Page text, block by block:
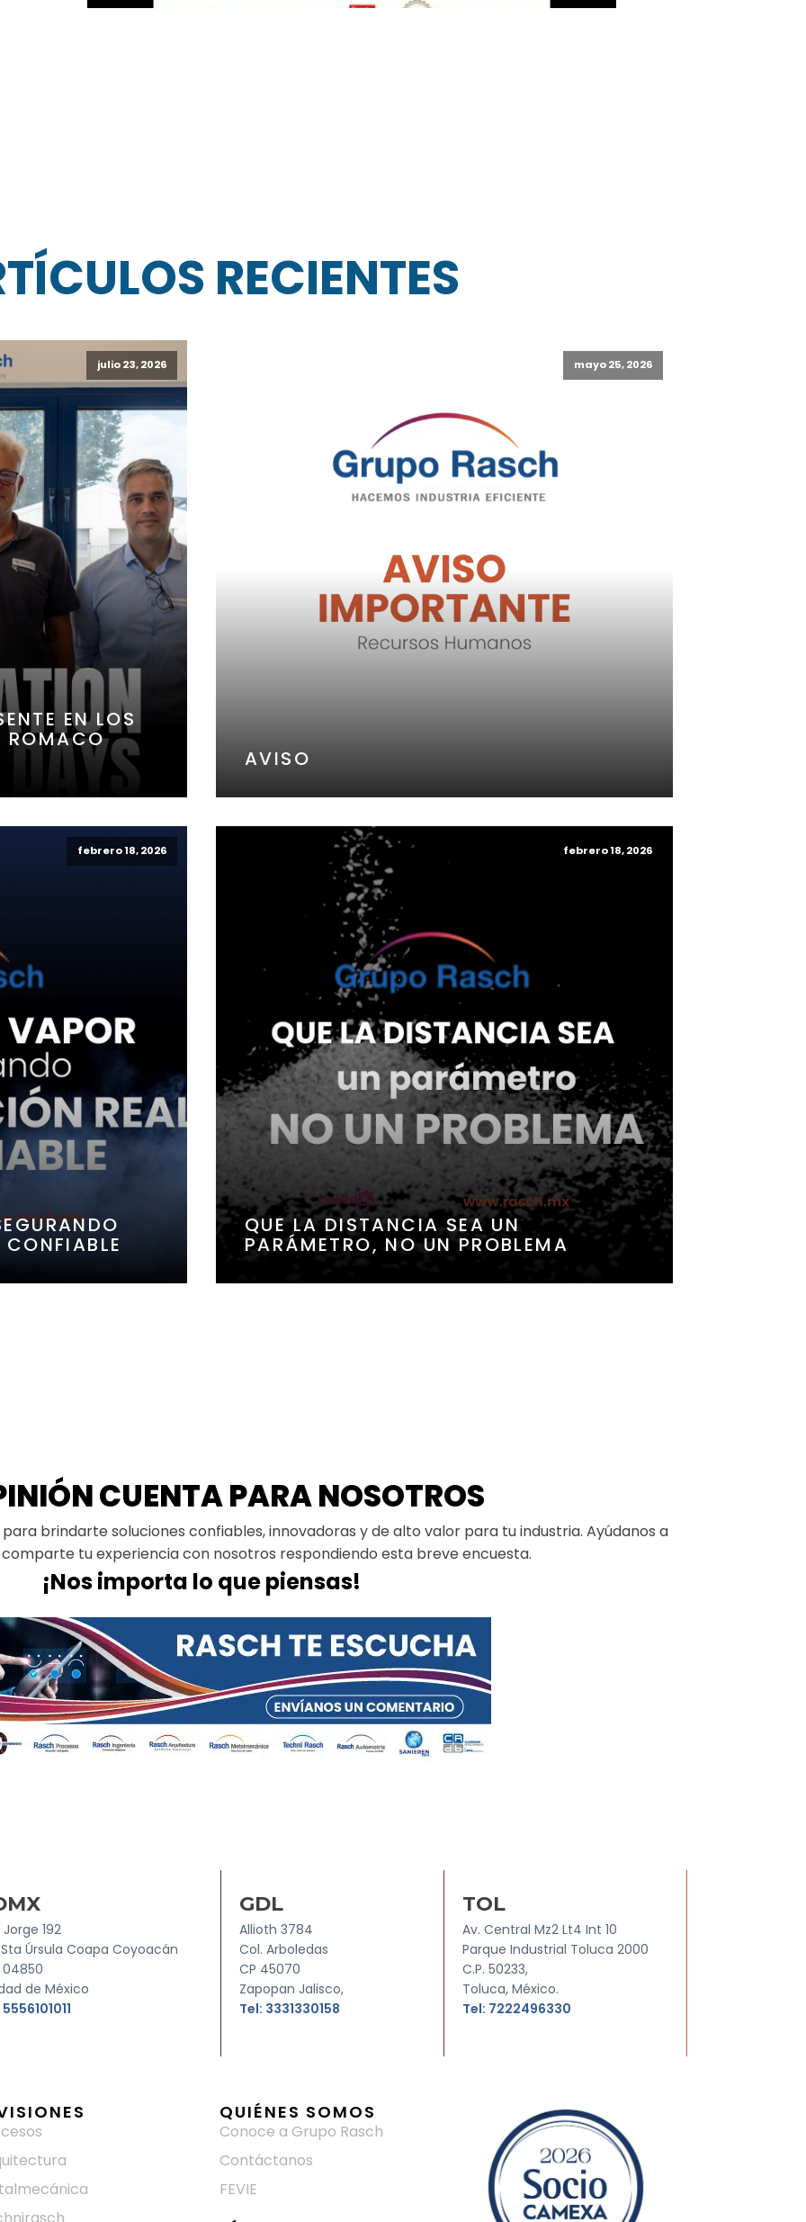
RECIENTES
julio 23, 2026
EN LOS
ROMACO
mayo 25, 2026
AVISO
febrero 18, 2026 febrero 18, 2026
QUE LA DISTANCIA SEA UN
PARÁMETRO, NO UN PROBLEMA
CUENTA PARA NOSOTROS
brindarte soluciones confiables, innovadoras y de alto valor para tu industria. Ayúdanos a
tu experiencia con nosotros respondiendo esta breve encuesta.
¡Nos importa lo que piensas!
192
Úrsula Coapa Coyoacán
04850
de México
GDL
Allioth 3784
Col. Arboledas
CP 45070
Zapopan Jalisco,
Tel: 3331330158
TOL
Av. Central Mz2 Lt4 Int 10
Parque Industrial Toluca 2000
C.P. 50233,
Toluca, México.
Tel: 7222496330
QUIÉNES SOMOS
Conoce a Grupo Rasch
Contáctanos
FEVIE